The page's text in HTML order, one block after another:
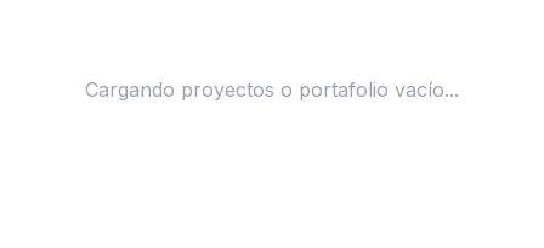
Cargando proyectos o portafolio vacío...